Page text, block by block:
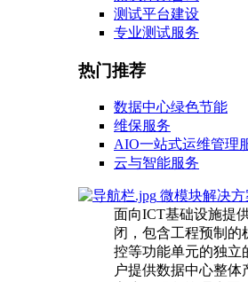
测试平台建设
专业测试服务
热门推荐
数据中心绿色节能
维保服务
AIO一站式运维管理
云与智能服务
微模块解决方
面向ICT基础设施提
闭，包含工程预制的
控等功能单元的独立
户提供数据中心整